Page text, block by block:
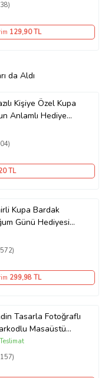
129,90 TL
da Aldı
Kişiye Özel Kupa
Anlamlı Hediye
Kupa (Beyaz)
TL
Kupa Bardak
Günü Hediyesi
Anneye Babaya
Erkek Kardeşe
Günü Yıl Dönümü
299,98 TL
Tasarla Fotoğraflı
Masaüstü